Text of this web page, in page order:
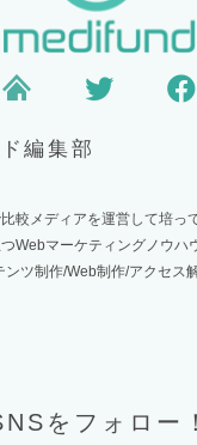
編集部
較メディアを運営して培っ
Webマーケティングノウハ
ツ制作/Web制作/アクセス
をフォロー